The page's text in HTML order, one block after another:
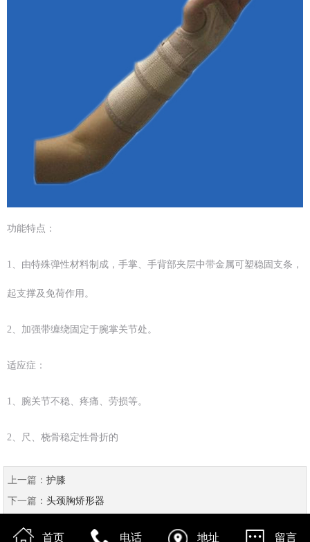
功能特点：
1、由特殊弹性材料制成，手掌、手背部夹层中带金属可塑稳固支条，
起支撑及免荷作用。
2、加强带缠绕固定于腕掌关节处。
适应症：
1、腕关节不稳、疼痛、劳损等。
2、尺、桡骨稳定性骨折的
上一篇： 护膝
下一篇： 头颈胸矫形器
首页 电话 地址 留言